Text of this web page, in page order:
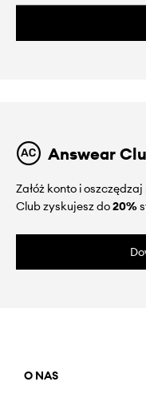
Answear
Załóż konto i
Club zyskujesz do20%
O NAS